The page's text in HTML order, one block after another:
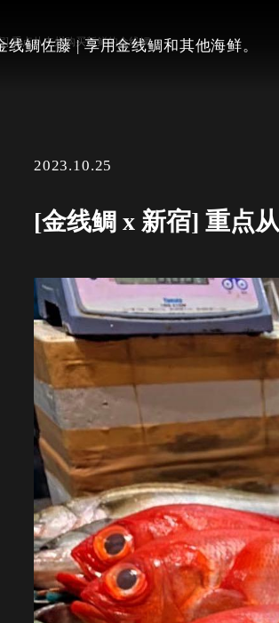
线鲷佐藤 | 享用金线鲷和其他海鲜。
] 重点从丰州购买新鲜的金线鲷。
2023.10.25
[金线鲷 x 新宿] 重点